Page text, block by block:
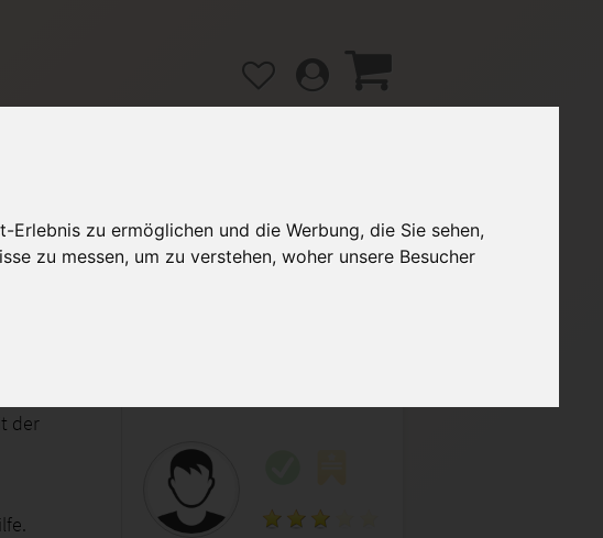
zu ermöglichen und die Werbung, die Sie sehen,
zu messen, um zu verstehen, woher unsere Besucher
/ Lehrgänge Hilfe / FAQ
der